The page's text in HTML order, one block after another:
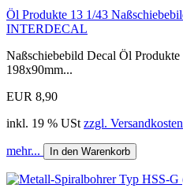
Öl Produkte 13 1/43
INTERDECAL
Naßschiebebild Decal Öl
198x90mm...
EUR 8,90
inkl. 19 % USt zzgl. Versandkosten
mehr... In den Warenkorb